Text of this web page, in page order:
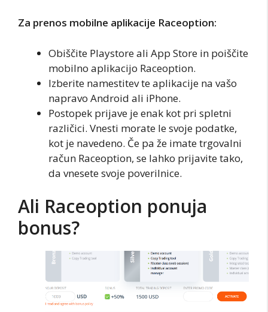
Za prenos mobilne aplikacije Raceoption:
Obiščite Playstore ali App Store in poiščite
mobilno aplikacijo Raceoption.
Izberite namestitev te aplikacije na vašo
napravo Android ali iPhone.
Postopek prijave je enak kot pri spletni
različici. Vnesti morate le svoje podatke,
kot je navedeno. Če pa že imate trgovalni
račun Raceoption, se lahko prijavite tako,
da vnesete svoje poverilnice.
Ali Raceoption ponuja
bonus?